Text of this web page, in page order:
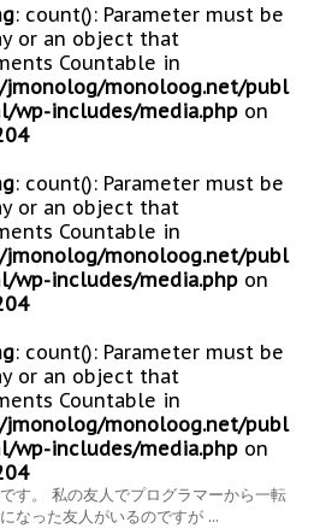
: count(): Parameter must be
or an object that
Countable in
jmonolog/monoloog.net/publ
wp-includes/media.php on
: count(): Parameter must be
or an object that
Countable in
jmonolog/monoloog.net/publ
wp-includes/media.php on
: count(): Parameter must be
or an object that
Countable in
jmonolog/monoloog.net/publ
wp-includes/media.php on
す。 私の友人でプログラマーから一転
なった友人がいるのですが ...